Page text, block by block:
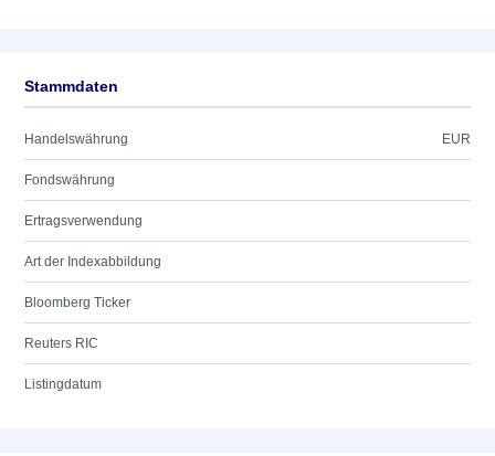
Stammdaten
Handelswährung EUR
Fondswährung
Ertragsverwendung
Art der Indexabbildung
Bloomberg Ticker
Reuters RIC
Listingdatum